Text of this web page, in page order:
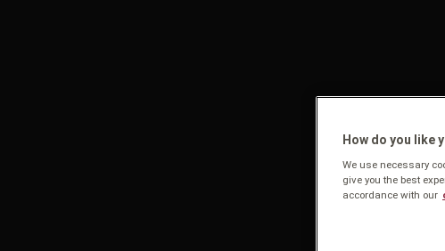
How do you like
We use necessary
give you the best
accordance with our